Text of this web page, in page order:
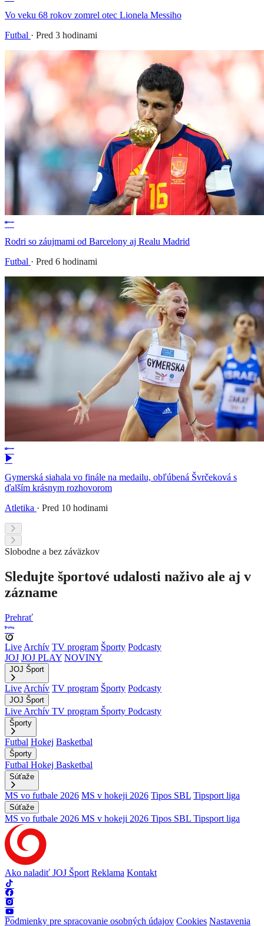
Vo veku 68 rokov zomrel otec Lionela Messiho
Futbal · Pred 3 hodinami
Rodri so záujmami od Barcelony aj Realu Madrid
Futbal · Pred 6 hodinami
Gymerská siahala vo finále na medailu, obľúbená Švrčeková s
ďalším krásnym rozhovorom
Atletika · Pred 10 hodinami
Slobodne a bez záväzkov
Sledujte športové udalosti naživo ale aj v
zázname
Prehrať
Live Archív TV program Športy Podcasty
JOJ JOJ PLAY NOVINY
JOJ Šport
Live Archív TV program Športy Podcasty
JOJ Šport
Live Archív TV program Športy Podcasty
Športy
Futbal Hokej Basketbal
Športy
Futbal Hokej Basketbal
Súťaže
MS vo futbale 2026 MS v hokeji 2026 Tipos SBL Tipsport liga
Súťaže
MS vo futbale 2026 MS v hokeji 2026 Tipos SBL Tipsport liga
Ako naladiť JOJ Šport Reklama Kontakt
Podmienky pre spracovanie osobných údajov Cookies Nastavenia